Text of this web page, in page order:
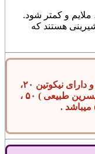
ملایم و کمتر شود.
هستند که
همچنین حجم این محصول ۳۰ میلی لیتر و دارای نیکوتین ۲۰،
۳۰ و ۵۰ میلی گرم و حاوی وی جی ( گلیسرین طبیعی ) ۵۰ ،